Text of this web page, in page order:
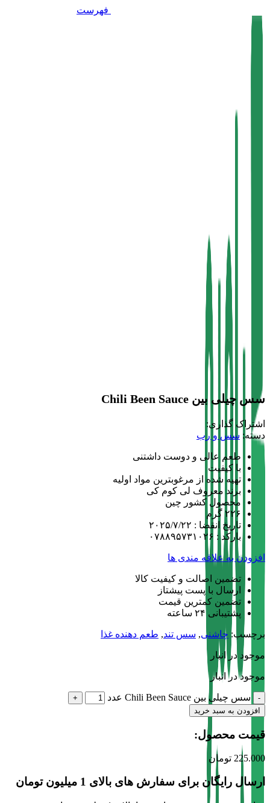
فهرست
سس چیلی بین Chili Been Sauce
اشتراک گذاری:
دسته: سس و رب
طعم عالی و دوست داشتنی
با کیفیت
تهیه شده از مرغوبترین مواد اولیه
برند معروف لی کوم کی
محصول کشور چین
۲۲۶ گرم
تاریخ انقضا : ۲۰۲۵/۷/۲۲
بارکد : ۰۷۸۸۹۵۷۳۱۰۲۶
افزودن به علاقه مندی ها
تضمین اصالت و کیفیت کالا
ارسال با پست پیشتاز
تضمین کمترین قیمت
پشتیبانی ۲۴ ساعته
برچسب: چاشنی, سس تند, طعم دهنده غذا
موجود در انبار
موجود در انبار
سس چیلی بین Chili Been Sauce عدد
افزودن به سبد خرید
قیمت محصول:​
225.000 تومان
ارسال رایگان برای سفارش های بالای 1 میلیون تومان